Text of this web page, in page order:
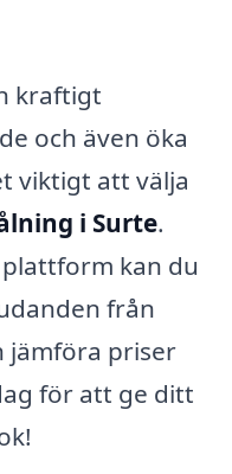
kraftigt
och även öka
viktigt att välja
i Surte.
kan du
från
jämföra priser
för att ge ditt